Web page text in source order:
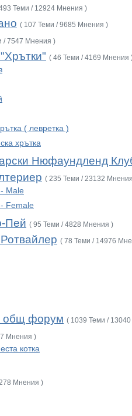
Теми / 12924 Мнения )
( 107 Теми / 9685 Мнения )
/ 7547 Мнения )
( 46 Теми / 4169 Мнения
( левретка )
хрътка
Нюфаундленд
( 235 Теми / 23132
Male
Female
Пей ( 95 Теми / 4828 Мнения )
( 78 Теми / 14976
общ форум ( 1039 Теми /
Мнения )
котка
Мнения )